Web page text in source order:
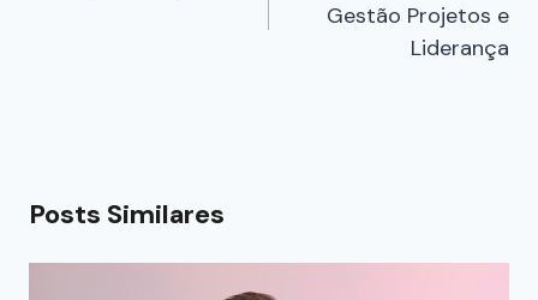
Gestão Projetos e
Liderança
Posts Similares